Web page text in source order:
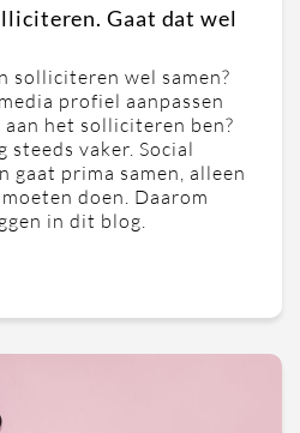
Gaat dat wel
solliciteren wel samen?
profiel aanpassen
het solliciteren ben?
steeds vaker. Social
gaat prima samen, alleen
doen. Daarom
in dit blog.